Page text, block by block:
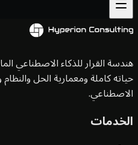
القرار للذكاء الاصطناعي
كاملة ومعمارية الحل والنظام